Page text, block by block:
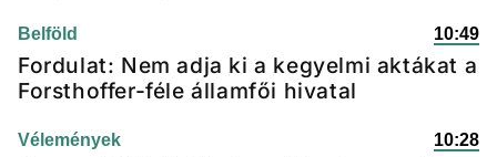
Belföld 10:49
Fordulat: Nem adja ki a kegyelmi aktákat a
Forsthoffer-féle államfői hivatal
Vélemények 10:28